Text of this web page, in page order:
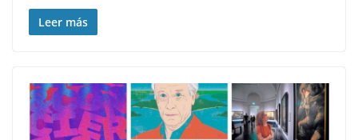
Leer más